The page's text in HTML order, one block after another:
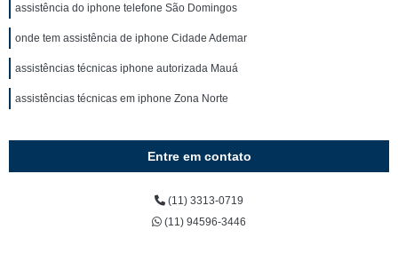
assistência do iphone telefone São Domingos
onde tem assistência de iphone Cidade Ademar
assistências técnicas iphone autorizada Mauá
assistências técnicas em iphone Zona Norte
Entre em contato
(11) 3313-0719
(11) 94596-3446